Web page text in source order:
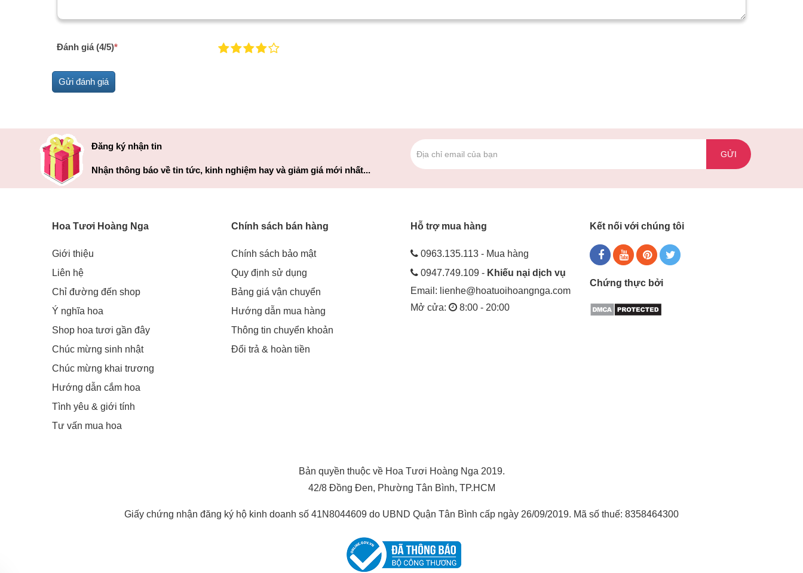
Đánh giá (4/5)*
Đăng ký nhận tin
Nhận thông báo về tin tức, kinh nghiệm hay và giảm giá mới nhất...
GỬI
Hoa Tươi Hoàng Nga
Giới thiệu
Liên hệ
Chỉ đường đến shop
Ý nghĩa hoa
Shop hoa tươi gần đây
Chúc mừng sinh nhật
Chúc mừng khai trương
Hướng dẫn cắm hoa
Tình yêu & giới tính
Tư vấn mua hoa
Chính sách bán hàng
Chính sách bảo mật
Quy định sử dụng
Bảng giá vận chuyển
Hướng dẫn mua hàng
Thông tin chuyển khoản
Đổi trả & hoàn tiền
Hỗ trợ mua hàng
0963.135.113 - Mua hàng
0947.749.109 - Khiếu nại dịch vụ
Email: lienhe@hoatuoihoangnga.com
Mở cửa:
8:00 - 20:00
Kết nối với chúng tôi
Chứng thực bởi
Bản quyền thuộc về Hoa Tươi Hoàng Nga 2019.
42/8 Đồng Đen, Phường Tân Bình, TP.HCM
Giấy chứng nhận đăng ký hộ kinh doanh số 41N8044609 do UBND Quận Tân Bình cấp ngày 26/09/2019. Mã số thuế: 8358464300